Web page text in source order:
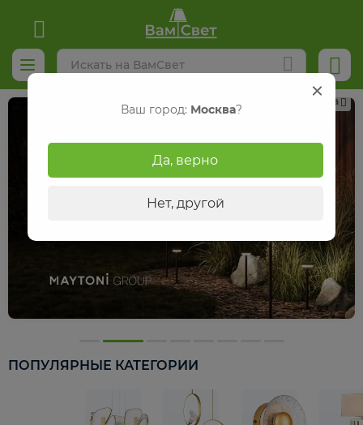
Реклама
ПОПУЛЯРНЫЕ КАТЕГОРИИ
Ваш город: Москва?
Да, верно
Нет, другой